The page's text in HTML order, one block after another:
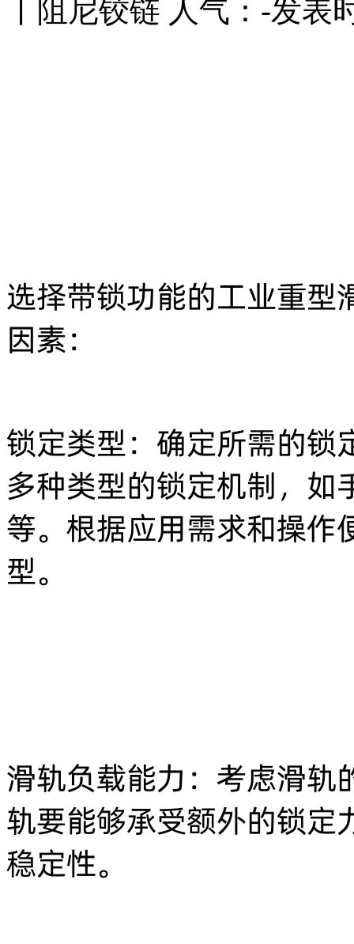
丨阻尼铰链 人气： -发表
选择带锁功能的工业重型
因素：
锁定类型：确定所需的锁
多种类型的锁定机制，如
等。根据应用需求和操作
型。
滑轨负载能力：考虑滑轨
轨要能够承受额外的锁定
稳定性。